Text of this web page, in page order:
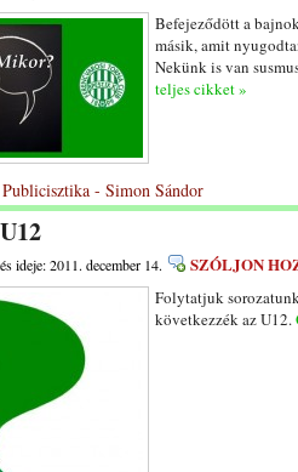
Befejeződött a
másik, amit
Nekünk is van
teljes cikket »
Publicisztika - Simon Sándor
ideje: 2011. december 14. SZÓLJON
Folytatjuk
következzék az U12.